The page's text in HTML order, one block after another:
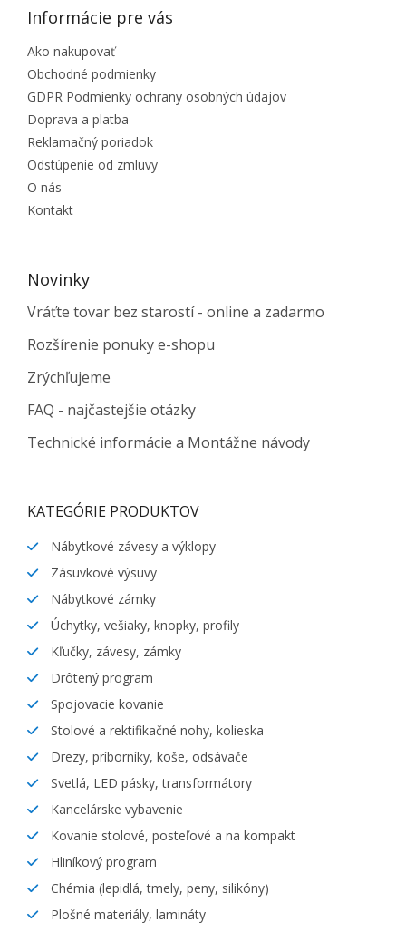
Informácie pre vás
Ako nakupovať
Obchodné podmienky
GDPR Podmienky ochrany osobných údajov
Doprava a platba
Reklamačný poriadok
Odstúpenie od zmluvy
O nás
Kontakt
Novinky
Vráťte tovar bez starostí - online a zadarmo
Rozšírenie ponuky e-shopu
Zrýchľujeme
FAQ - najčastejšie otázky
Technické informácie a Montážne návody
KATEGÓRIE PRODUKTOV
Nábytkové závesy a výklopy
Zásuvkové výsuvy
Nábytkové zámky
Úchytky, vešiaky, knopky, profily
Kľučky, závesy, zámky
Drôtený program
Spojovacie kovanie
Stolové a rektifikačné nohy, kolieska
Drezy, príborníky, koše, odsávače
Svetlá, LED pásky, transformátory
Kancelárske vybavenie
Kovanie stolové, posteľové a na kompakt
Hliníkový program
Chémia (lepidlá, tmely, peny, silikóny)
Plošné materiály, lamináty